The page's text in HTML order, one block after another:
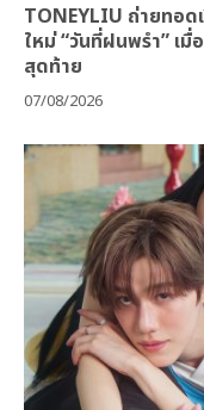
TONEYLIU ถ่ายทอด
ใหม่ “วันที่ฝนพรำ” เ
สุดท้าย
07/08/2026